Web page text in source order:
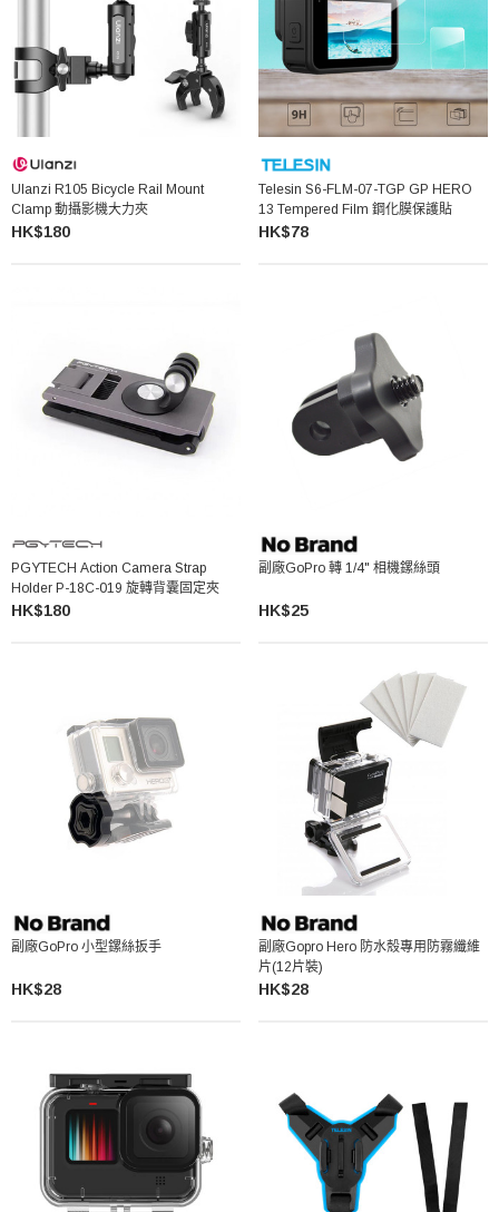
Ulanzi R105 Bicycle Rail Mount
Clamp 動攝影機大力夾
HK$180
Telesin S6-FLM-07-TGP GP HERO
13 Tempered Film 鋼化膜保護貼
HK$78
PGYTECH Action Camera Strap
Holder P-18C-019 旋轉背囊固定夾
HK$180
副廠GoPro 轉 1/4" 相機鏍絲頭
HK$25
副廠GoPro 小型鏍絲扳手
HK$28
副廠Gopro Hero 防水殼專用防霧纖維
片(12片裝)
HK$28